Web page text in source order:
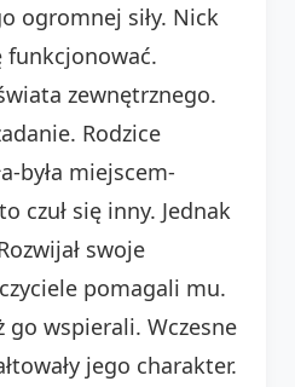
ogromnej siły. Nick
funkcjonować.
zewnętrznego.
Rodzice
była miejscem-
czuł się inny. Jednak
swoje
pomagali mu.
go wspierali. Wczesne
jego charakter.